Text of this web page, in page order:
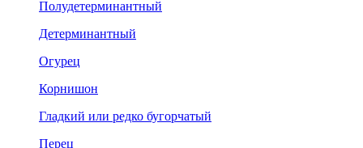
Полудетерминантный
Детерминантный
Огурец
Корнишон
Гладкий или редко бугорчатый
Перец